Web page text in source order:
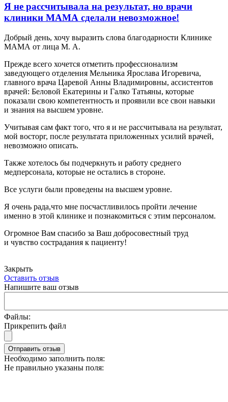
Я не рассчитывала на результат, но врачи
клиники МАМА сделали невозможное!
Добрый день, хочу выразить слова благодарности Клинике
МАМА от лица М. А.
Прежде всего хочется отметить профессионализм
заведующего отделения Мельника Ярослава Игоревича,
главного врача Царевой Анны Владимировны, ассистентов
врачей: Беловой Екатерины и Галко Татьяны, которые
показали свою компетентность и проявили все свои навыки
и знания на высшем уровне.
Учитывая сам факт того, что я и не рассчитывала на результат,
мой восторг, после результата приложенных усилий врачей,
невозможно описать.
Также хотелось бы подчеркнуть и работу среднего
медперсонала, которые не остались в стороне.
Все услуги были проведены на высшем уровне.
Я очень рада,что мне посчастливилось пройти лечение
именно в этой клинике и познакомиться с этим персоналом.
Огромное Вам спасибо за Ваш добросовестный труд
и чувство сострадания к пациенту!
Закрыть
Оставить отзыв
Напишите ваш отзыв
Файлы:
Прикрепить файл
Отправить отзыв
Необходимо заполнить поля:
Не правильно указаны поля: